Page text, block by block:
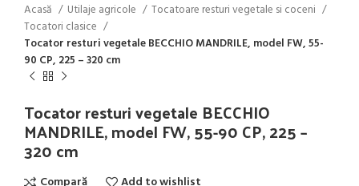
Acasă Utilaje agricole
Tocatoare resturi vegetale si coceni
Tocatori clasice
Tocator resturi vegetale BECCHIO MANDRILE, model FW, 55-
90 CP, 225 – 320 cm
Tocator resturi vegetale BECCHIO
MANDRILE, model FW, 55-90 CP, 225 –
320 cm
Compară Add to wishlist